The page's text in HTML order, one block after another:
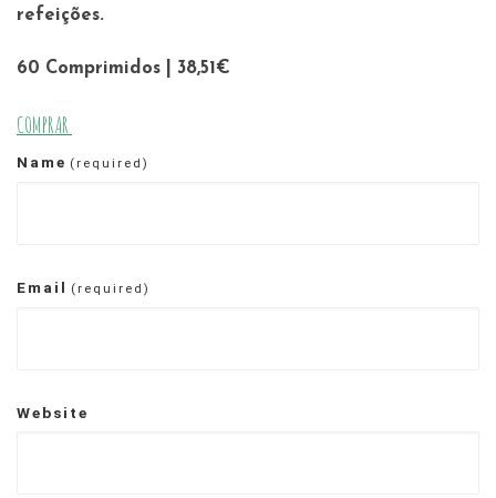
refeições.
60 Comprimidos | 38,51€
COMPRAR
Name (required)
Email (required)
Website